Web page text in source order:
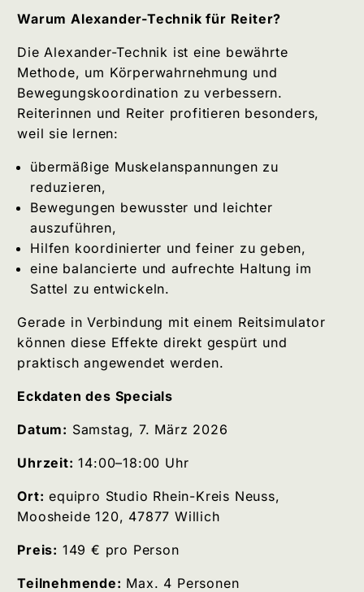
Warum Alexander-Technik für Reiter?
Die Alexander-Technik ist eine bewährte
Methode, um Körperwahrnehmung und
Bewegungskoordination zu verbessern.
Reiterinnen und Reiter profitieren besonders,
weil sie lernen:
übermäßige Muskelanspannungen zu
reduzieren,
Bewegungen bewusster und leichter
auszuführen,
Hilfen koordinierter und feiner zu geben,
eine balancierte und aufrechte Haltung im
Sattel zu entwickeln.
Gerade in Verbindung mit einem Reitsimulator
können diese Effekte direkt gespürt und
praktisch angewendet werden.
Eckdaten des Specials
Datum: Samstag, 7. März 2026
Uhrzeit: 14:00–18:00 Uhr
Ort: equipro Studio Rhein-Kreis Neuss,
Moosheide 120, 47877 Willich
Preis: 149 € pro Person
Teilnehmende: Max. 4 Personen